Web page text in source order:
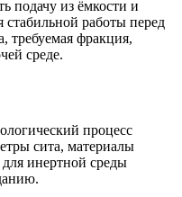
подачу из ёмкости и
стабильной работы перед
требуемая фракция,
среде.
процесс
сита, материалы
инертной среды